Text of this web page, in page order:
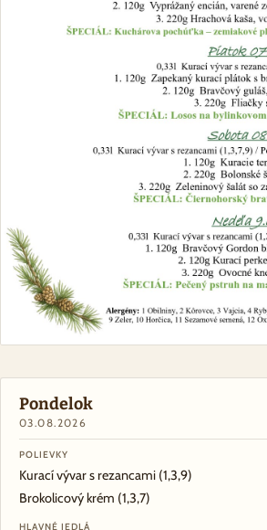
Pondelok
03.08.2026
POLIEVKY
Kurací vývar s rezancami (1,3,9)
Brokolicový krém (1,3,7)
HLAVNÉ JEDLÁ